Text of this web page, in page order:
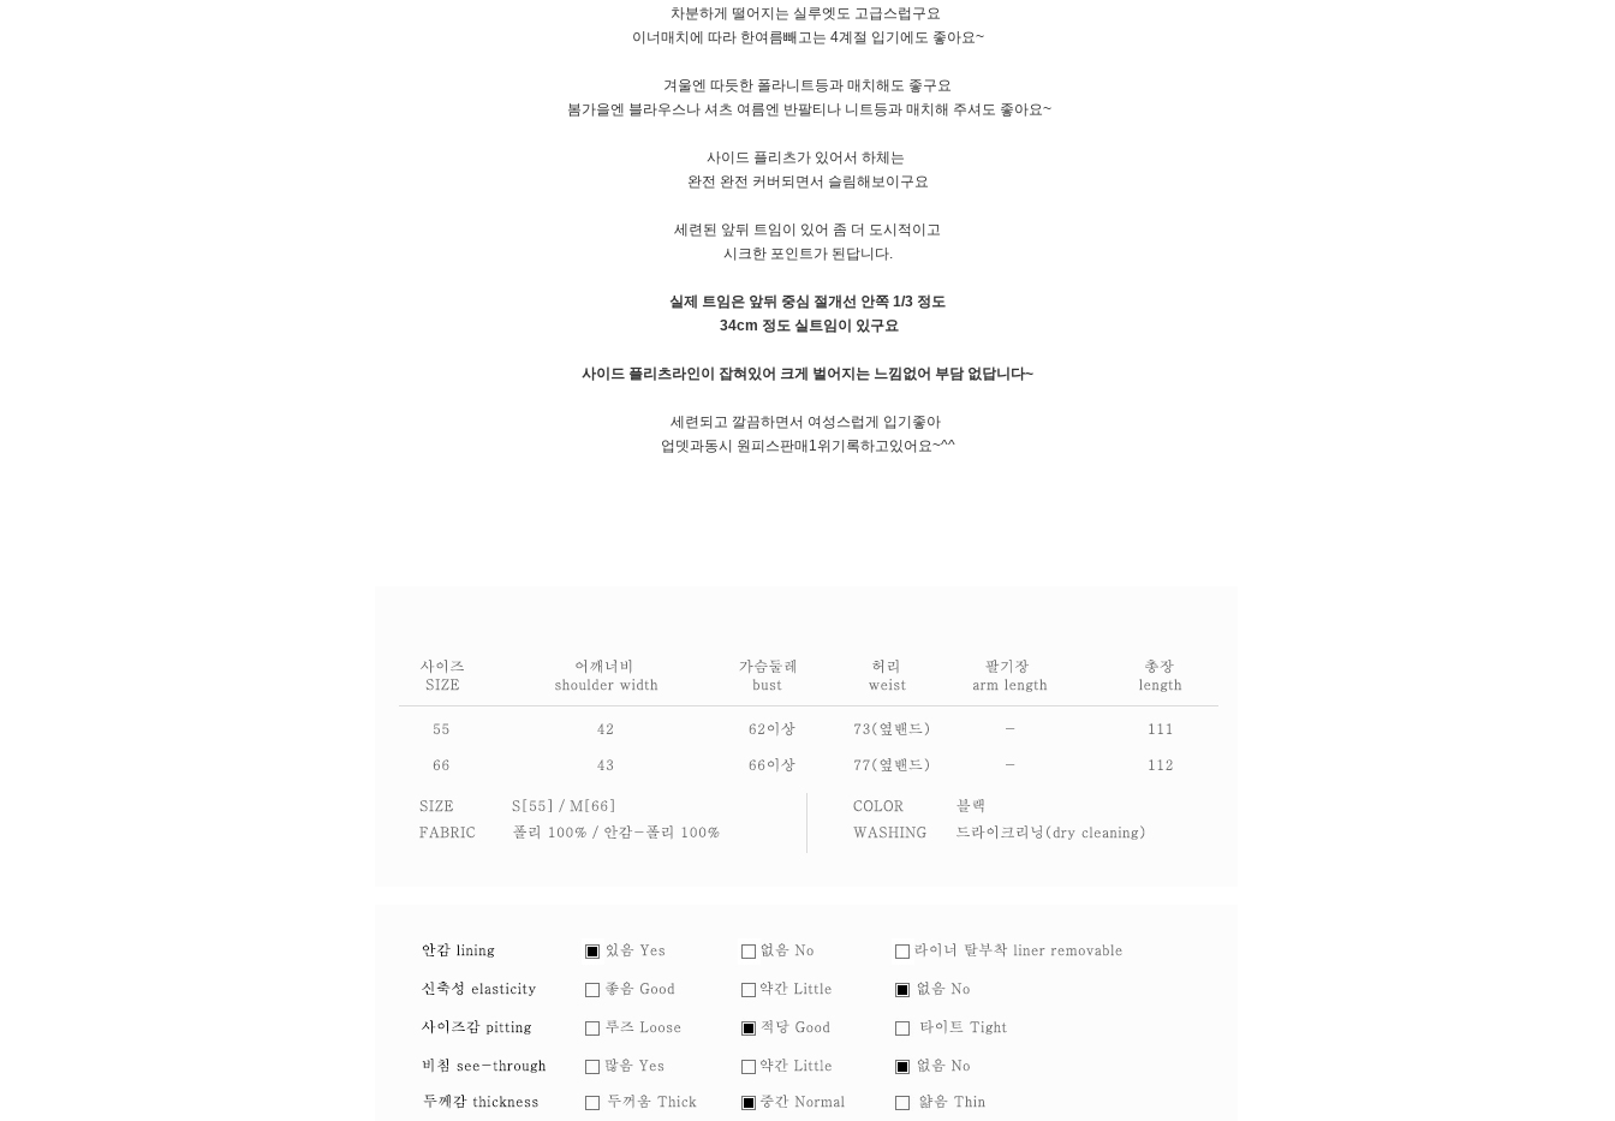
차분하게 떨어지는 실루엣도 고급스럽구요
이너매치에 따라 한여름빼고는 4계절 입기에도 좋아요~
겨울엔 따듯한 폴라니트등과 매치해도 좋구요
봄가을엔 블라우스나 셔츠 여름엔 반팔티나 니트등과 매치해 주셔도 좋아요~
사이드 플리츠가 있어서 하체는
완전 완전 커버되면서 슬림해보이구요
세련된 앞뒤 트임이 있어 좀 더 도시적이고
시크한 포인트가 된답니다.
실제 트임은 앞뒤 중심 절개선 안쪽 1/3 정도
34cm 정도 실트임이 있구요
사이드 플리츠라인이 잡혀있어 크게 벌어지는 느낌없어 부담 없답니다~
세련되고 깔끔하면서 여성스럽게 입기좋아
업뎃과동시 원피스판매1위기록하고있어요~^^